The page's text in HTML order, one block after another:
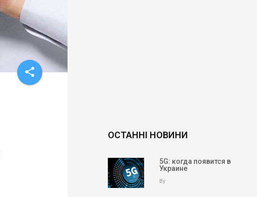
share
ОСТАННІ НОВИНИ
5G: когда появится в
Украине
By